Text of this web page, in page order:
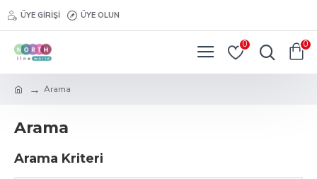
ÜYE GIRIŞI ÜYE OLUN
0 0
Arama
Arama
Arama Kriteri